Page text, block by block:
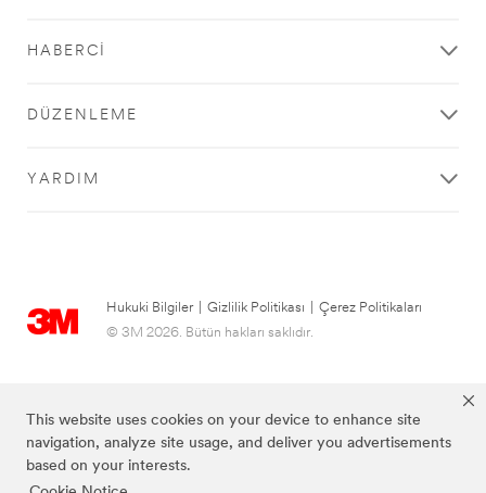
This website uses cookies on your device to enhance site
navigation, analyze site usage, and deliver you advertisements
based on your interests.
HABERCI
DÜZENLEME
YARDIM
Hukuki Bilgiler Gizlilik Politikası
Çerez Politikaları
© 3M 2026. Bütün hakları saklıdır.